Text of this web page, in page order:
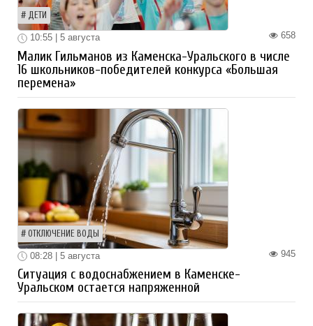
ДЕТИ
658
10:55 | 5 августа
Малик Гильманов из Каменска-Уральского в числе
16 школьников-победителей конкурса «Большая
перемена»
ОТКЛЮЧЕНИЕ ВОДЫ
945
08:28 | 5 августа
Ситуация с водоснабжением в Каменске-
Уральском остается напряженной